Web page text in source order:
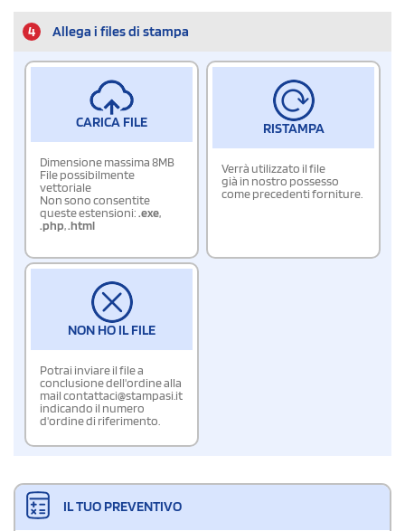
4 Allega i files di stampa
CARICA FILE
Dimensione massima 8MB
File possibilmente
vettoriale
Non sono consentite
queste estensioni:.exe,
.php,.html
RISTAMPA
Verrà utilizzato il file
già in nostro possesso
come precedenti forniture.
NON HO IL FILE
Potrai inviare il file a
conclusione dell'ordine alla
mail contattaci@stampasi.it
indicando il numero
d'ordine di riferimento.
IL TUO PREVENTIVO